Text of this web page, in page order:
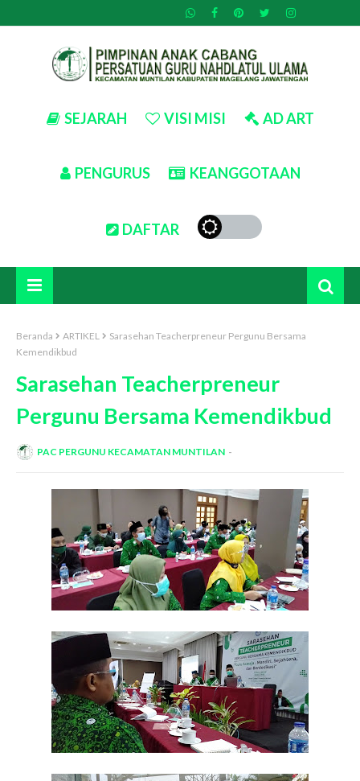
SEJARAH VISI MISI AD ART
PENGURUS KEANGGOTAAN
DAFTAR
Beranda ARTIKEL
Sarasehan Teacherpreneur Pergunu Bersama
Kemendikbud
Sarasehan Teacherpreneur
Pergunu Bersama Kemendikbud
PAC PERGUNU KECAMATAN MUNTILAN